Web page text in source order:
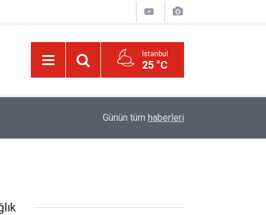
İstanbul
25 °C
Filistin Konvoyu'na katılan Fransız aktivist
Günün tüm haberleri